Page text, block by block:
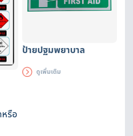
หรือ
ป้ายปฐมพยาบาล
ดูเพิ่มเติม